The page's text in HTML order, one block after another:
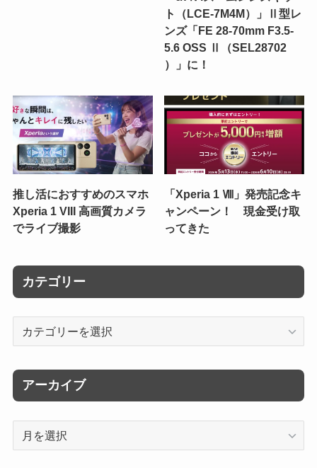
ト（LCE-7M4M）」Ⅱ型レ
ンズ「FE 28-70mm F3.5-
5.6 OSS Ⅱ（SEL28702
）」に！
推し活におすすめのスマホ
Xperia 1 VIII 高画質カメラ
でライブ撮影
「Xperia 1 Ⅷ」発売記念キ
ャンペーン！ 現金受け取
ってきた
カテゴリー
リ
ー
アーカイブ